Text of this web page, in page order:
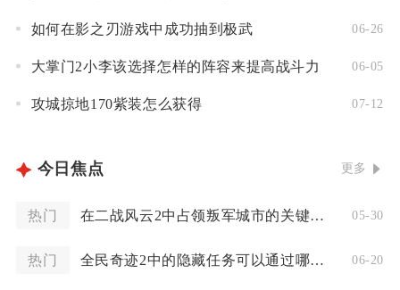
如何在影之刃游戏中成功抽到极武 06-26
大掌门2小李该选择怎样的阵容来提高战斗力 06-05
攻城掠地170紫装怎么获得 07-12
今日焦点 更多
热门 在二战风云2中占领叛军城市的关键点是什么 05-30
热门 全民奇迹2中的隐藏任务可以通过哪些途径开启 06-20